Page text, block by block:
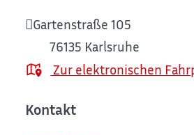
Gartenstraße 105
76135 Karlsruhe
Zur elektronischen
Kontakt